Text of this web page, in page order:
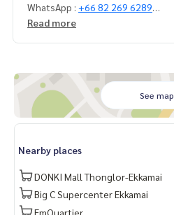
WhatsApp : +66 82 269 6289
Tel092-628-9945
Read more
See map
Nearby places
DONKI Mall Thonglor-Ekkamai
Big C Supercenter Ekkamai
EmQuartier